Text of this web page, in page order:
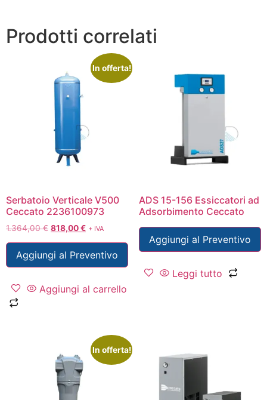
Prodotti correlati
In offerta!
Serbatoio Verticale V500
Ceccato 2236100973
1.364,00€ 818,00€ + IVA
Aggiungi al Preventivo
Aggiungi al carrello
ADS 15-156 Essiccatori ad
Adsorbimento Ceccato
Aggiungi al Preventivo
Leggi tutto
In offerta!